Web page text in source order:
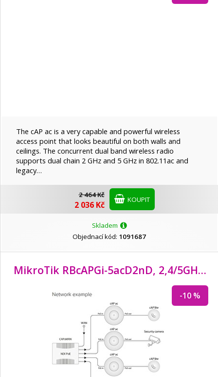
GIGABYTE
Huawei
Imou
Lanberg
The cAP ac is a very capable and powerful wireless
access point that looks beautiful on both walls and
ceilings. The concurrent dual band wireless radio
supports dual chain 2 GHz and 5 GHz in 802.11ac and
legacy…
2 464 Kč
2 036 Kč KOUPIT
Skladem
Objednací kód: 1091687
MikroTik RBcAPGi-5acD2nD, 2,4/5GHz 802.11b/
-10 %